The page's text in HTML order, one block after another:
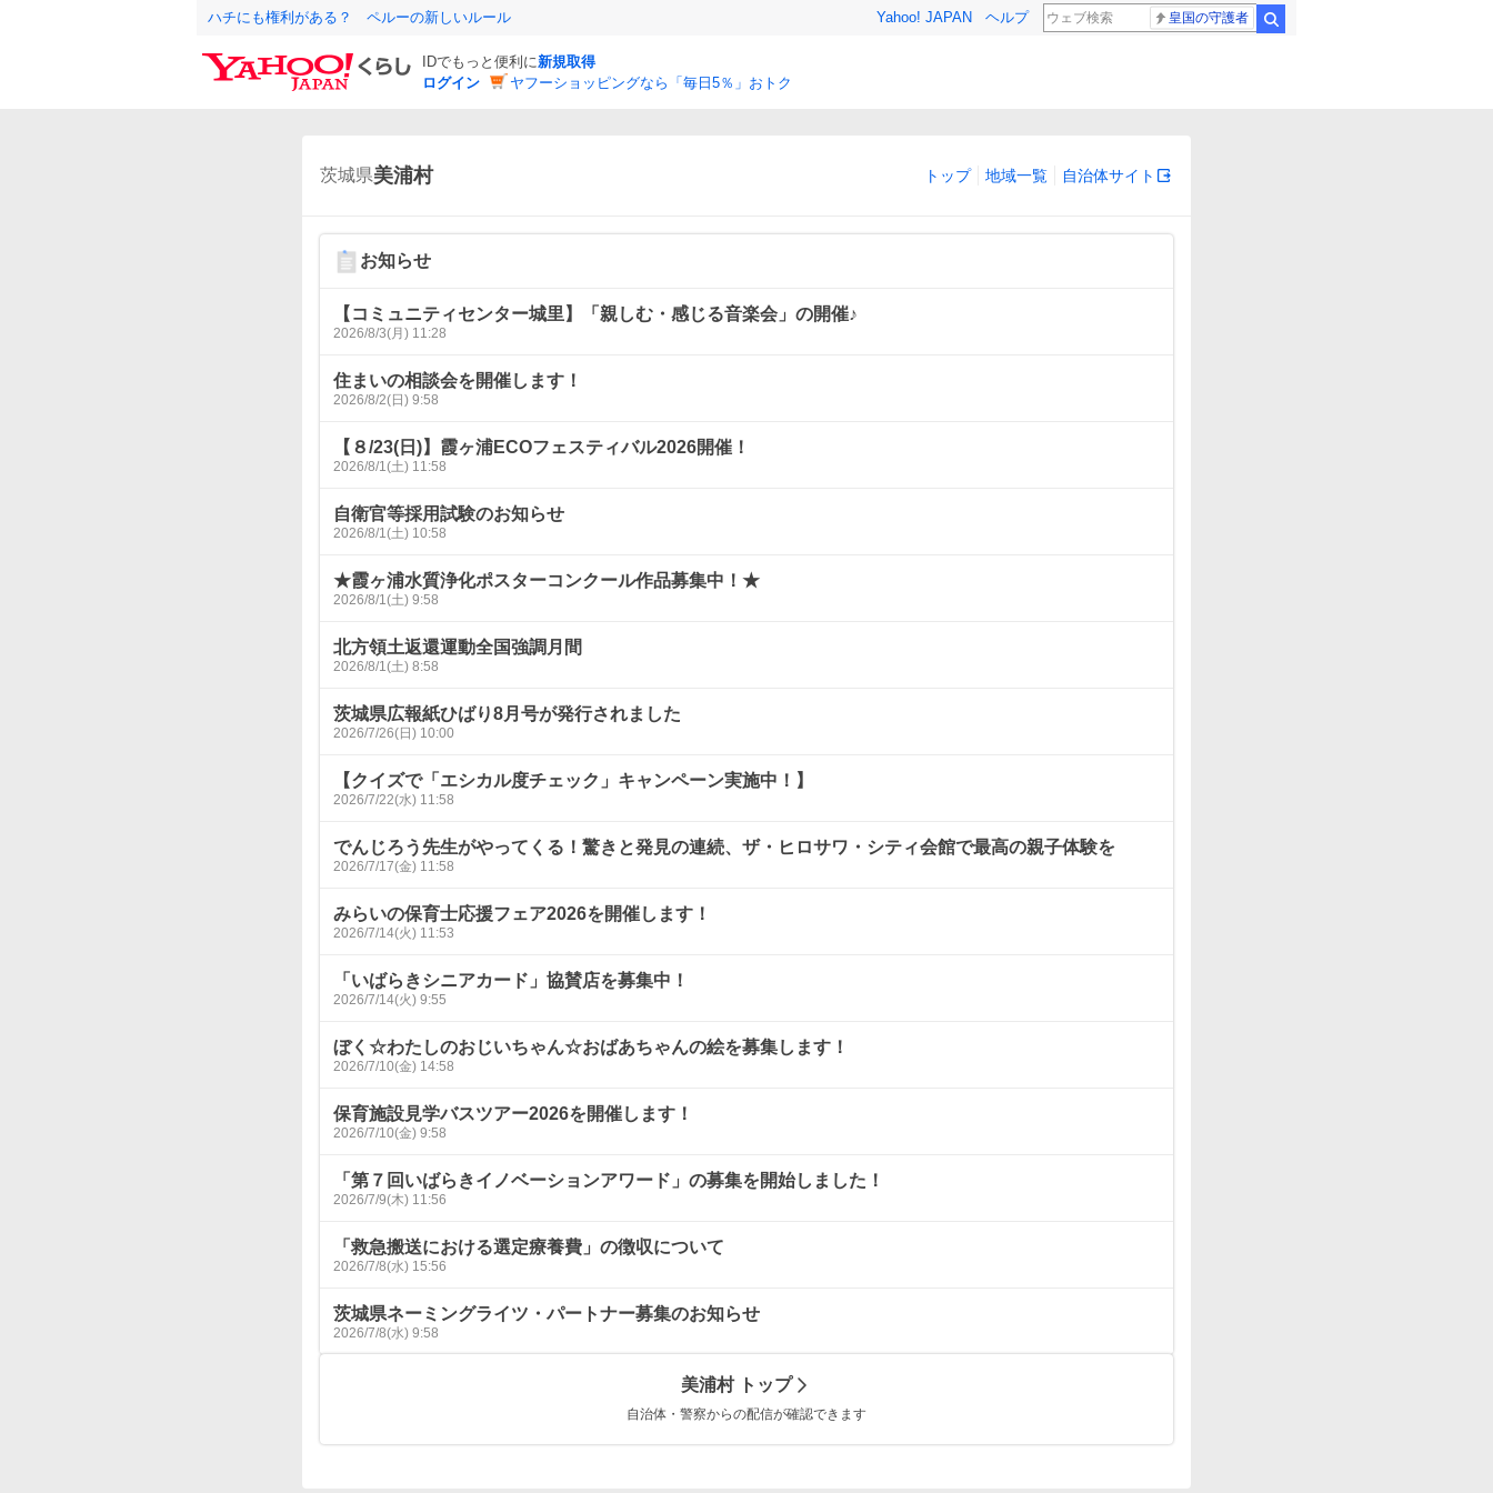
ハチにも権利がある？ ペルーの新しいルール Yahoo! JAPAN ヘルプ 皇国の守護者
IDでもっと便利に新規取得
ログイン
ヤフーショッピングなら「毎日5％」おトク
茨城県美浦村 トップ 地域一覧 自治体サイト
お知らせ
【コミュニティセンター城里】「親しむ・感じる音楽会」の開催♪
2026/8/3(月) 11:28
住まいの相談会を開催します！
2026/8/2(日) 9:58
【８/23(日)】霞ヶ浦ECOフェスティバル2026開催！
2026/8/1(土) 11:58
自衛官等採用試験のお知らせ
2026/8/1(土) 10:58
★霞ヶ浦水質浄化ポスターコンクール作品募集中！★
2026/8/1(土) 9:58
北方領土返還運動全国強調月間
2026/8/1(土) 8:58
茨城県広報紙ひばり8月号が発行されました
2026/7/26(日) 10:00
【クイズで「エシカル度チェック」キャンペーン実施中！】
2026/7/22(水) 11:58
でんじろう先生がやってくる！驚きと発見の連続、ザ・ヒロサワ・シティ会館で最高の親子体験を
2026/7/17(金) 11:58
みらいの保育士応援フェア2026を開催します！
2026/7/14(火) 11:53
「いばらきシニアカード」協賛店を募集中！
2026/7/14(火) 9:55
ぼく☆わたしのおじいちゃん☆おばあちゃんの絵を募集します！
2026/7/10(金) 14:58
保育施設見学バスツアー2026を開催します！
2026/7/10(金) 9:58
「第７回いばらきイノベーションアワード」の募集を開始しました！
2026/7/9(木) 11:56
「救急搬送における選定療養費」の徴収について
2026/7/8(水) 15:56
茨城県ネーミングライツ・パートナー募集のお知らせ
2026/7/8(水) 9:58
美浦村トップ
自治体・警察からの配信が確認できます